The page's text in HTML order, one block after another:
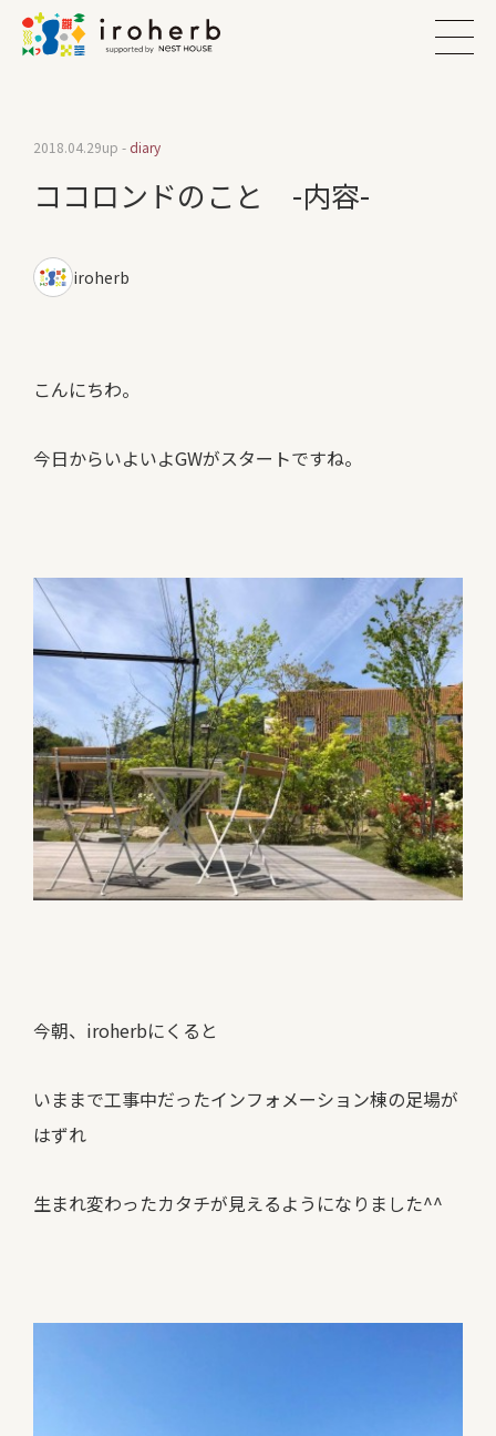
ココロンドのこと -内容-
2018.04.29up - diary
iroherb
こんにちわ。
今日からいよいよGWがスタートですね。
今朝、iroherbにくると
いままで工事中だったインフォメーション棟の足場が
はずれ
生まれ変わったカタチが見えるようになりました^^